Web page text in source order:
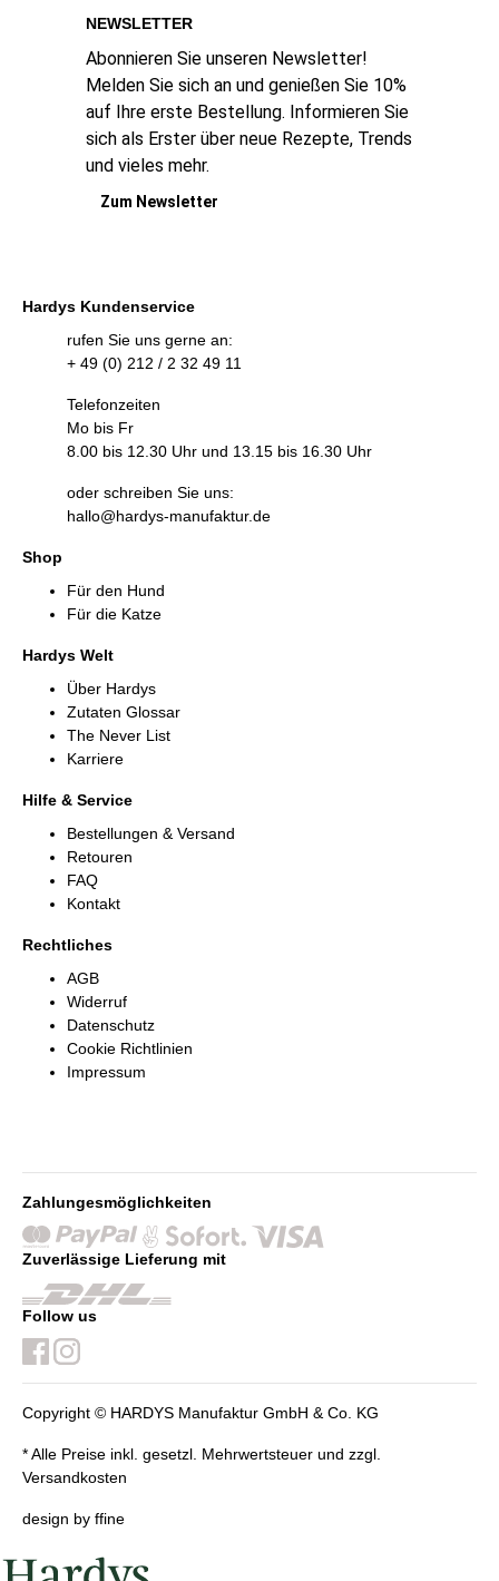
NEWSLETTER
Abonnieren Sie unseren Newsletter!
Melden Sie sich an und genießen Sie 10%
auf Ihre erste Bestellung. Informieren Sie
sich als Erster über neue Rezepte, Trends
und vieles mehr.
Zum Newsletter
Hardys Kundenservice
rufen Sie uns gerne an:
+ 49 (0) 212 / 2 32 49 11
Telefonzeiten
Mo bis Fr
8.00 bis 12.30 Uhr und 13.15 bis 16.30 Uhr
oder schreiben Sie uns:
hallo@hardys-manufaktur.de
Shop
Für den Hund
Für die Katze
Hardys Welt
Über Hardys
Zutaten Glossar
The Never List
Karriere
Hilfe & Service
Bestellungen & Versand
Retouren
FAQ
Kontakt
Rechtliches
AGB
Widerruf
Datenschutz
Cookie Richtlinien
Impressum
Zahlungesmöglichkeiten
Zuverlässige Lieferung mit
Follow us
Copyright © HARDYS Manufaktur GmbH & Co. KG
* Alle Preise inkl. gesetzl. Mehrwertsteuer und zzgl.
Versandkosten
design by ffine